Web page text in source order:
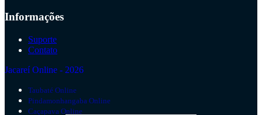
Informações
Suporte
Contato
Jacareí Online - 2026
Taubaté Online
Pindamonhangaba Online
Caçapava Online